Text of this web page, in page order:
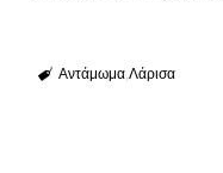
Αντάμωμα Λάρισα